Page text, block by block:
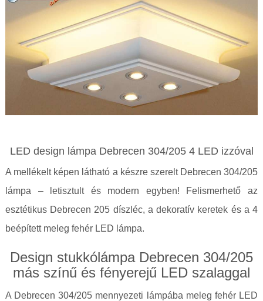
LED design lámpa Debrecen 304/205 4 LED izzóval
A mellékelt képen látható a készre szerelt Debrecen 304/205
lámpa – letisztult és modern egyben! Felismerhető az
esztétikus Debrecen 205 díszléc, a dekoratív keretek és a 4
beépített meleg fehér LED lámpa.
Design stukkólámpa Debrecen 304/205
más színű és fényerejű LED szalaggal
A Debrecen 304/205 mennyezeti lámpába meleg fehér LED